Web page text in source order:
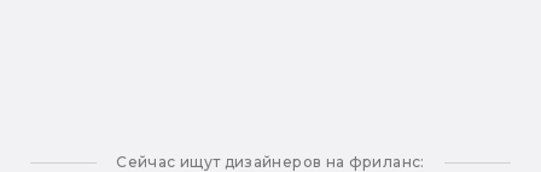
Сейчас ищут дизайнеров на фриланс: